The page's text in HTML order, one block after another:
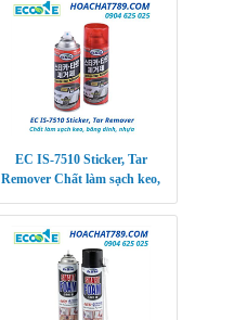
EC IS-7510 Sticker, Tar
Remover Chất làm sạch keo,
su, sơn, vết vân t